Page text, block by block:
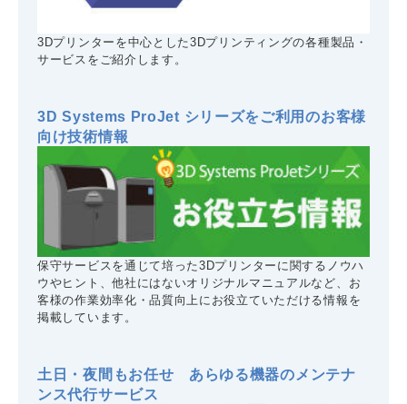
3Dプリンターを中心とした3Dプリンティングの各種製品・
サービスをご紹介します。
3D Systems ProJet シリーズをご利用のお客様
向け技術情報
保守サービスを通じて培った3Dプリンターに関するノウハ
ウやヒント、他社にはないオリジナルマニュアルなど、お
客様の作業効率化・品質向上にお役立ていただける情報を
掲載しています。
土日・夜間もお任せ あらゆる機器のメンテナ
ンス代行サービス